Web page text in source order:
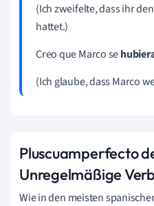
(Ich zweifelte, dass ihr
hattet.)
Creo que Marco se
(Ich glaube, dass Marco
Pluscuamperfecto
Unregelmäßige
Wie in den meisten